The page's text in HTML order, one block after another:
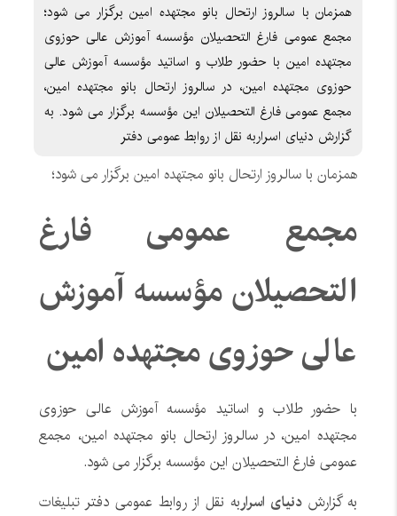
همزمان با سالروز ارتحال بانو مجتهده امین برگزار می شود؛
مجمع عمومی فارغ التحصیلان مؤسسه آموزش عالی حوزوی
مجتهده امین با حضور طلاب و اساتید مؤسسه آموزش عالی
حوزوی مجتهده امین، در سالروز ارتحال بانو مجتهده امین،
مجمع عمومی فارغ التحصیلان این مؤسسه برگزار می شود. به
گزارش دنیای اسراربه نقل از روابط عمومی دفتر
همزمان با سالروز ارتحال بانو مجتهده امین برگزار می شود؛
مجمع عمومی فارغ
التحصیلان مؤسسه آموزش
عالی حوزوی مجتهده امین
با حضور طلاب و اساتید مؤسسه آموزش عالی حوزوی
مجتهده امین، در سالروز ارتحال بانو مجتهده امین، مجمع
عمومی فارغ التحصیلان این مؤسسه برگزار می شود.
به گزارش دنیای اسراربه نقل از روابط عمومی دفترتبلیغات